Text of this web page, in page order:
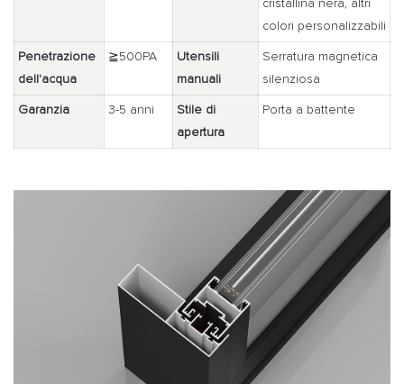
cristallina nera, altri
colori personalizzabili
Penetrazione
dell'acqua
≧500PA
Utensili
manuali
Serratura magnetica
silenziosa
Garanzia 3-5 anni
Stile di
apertura
Porta a battente